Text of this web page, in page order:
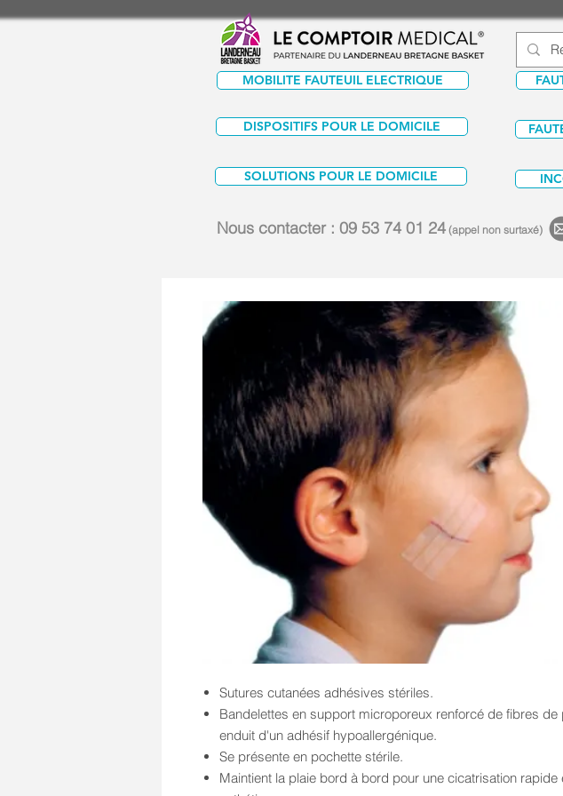
MOBILITE FAUTEUIL ELECTRIQUE
DISPOSITIFS POUR LE DOMICILE
Nous contacter : 09 53 74 01 24 (appel non
SOLUTIONS POUR LE DOMICILE
Sutures cutanées adhésives stériles.
Bandelettes en support microporeux renforcé de fibres de
enduit d'un adhésif hypoallergénique.
Se présente en pochette stérile.
Maintient la plaie bord à bord pour une cicatrisation rapide